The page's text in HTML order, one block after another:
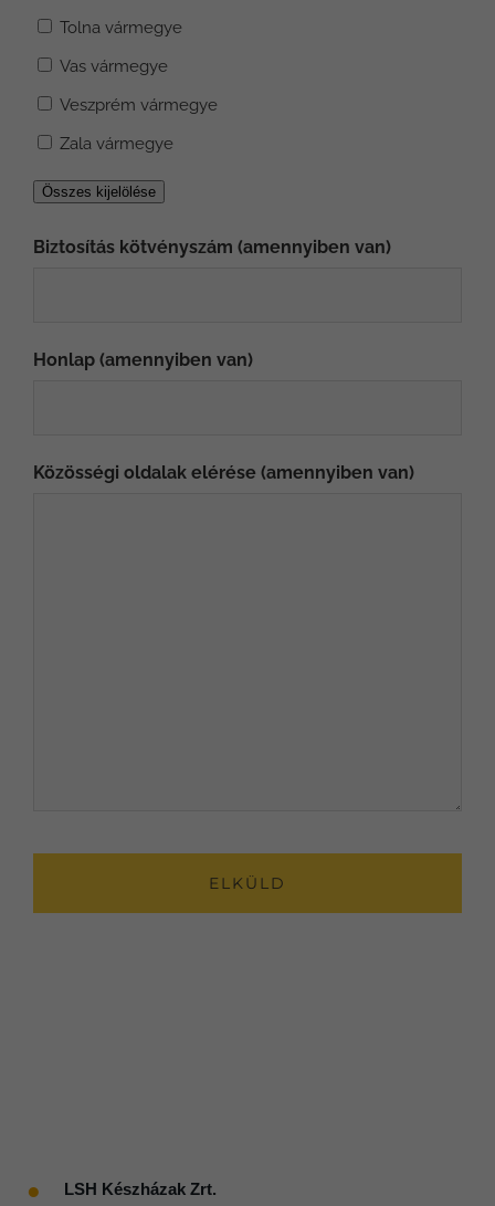
Tolna vármegye
Vas vármegye
Veszprém vármegye
Zala vármegye
Összes kijelölése
Biztosítás kötvényszám (amennyiben van)
Honlap (amennyiben van)
Közösségi oldalak elérése (amennyiben van)
●
LSH Készházak Zrt.